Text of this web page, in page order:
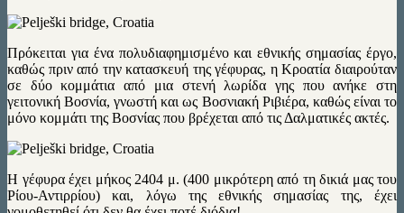
Πρόκειται για ένα πολυδιαφημισμένο και εθνικής σημασίας έργο,
καθώς πριν από την κατασκευή της γέφυρας, η Κροατία διαιρούταν
σε δύο κομμάτια από μια στενή λωρίδα γης που ανήκε στη
γειτονική Βοσνία, γνωστή και ως Βοσνιακή Ριβιέρα, καθώς είναι το
μόνο κομμάτι της Βοσνίας που βρέχεται από τις Δαλματικές ακτές.
Η γέφυρα έχει μήκος 2404 μ. (400 μικρότερη από τη δικιά μας του
Ρίου-Αντιρρίου) και, λόγω της εθνικής σημασίας της, έχει